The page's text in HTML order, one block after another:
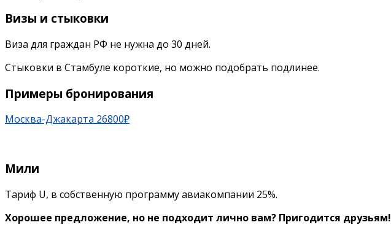
Визы и стыковки
Виза для граждан РФ не нужна до 30 дней.
Стыковки в Стамбуле короткие, но можно подобрать подлинее.
Примеры бронирования
Москва-Джакарта 26800₽
Мили
Тариф U, в собственную программу авиакомпании 25%.
Хорошее предложение, но не подходит лично вам? Пригодится друзьям!